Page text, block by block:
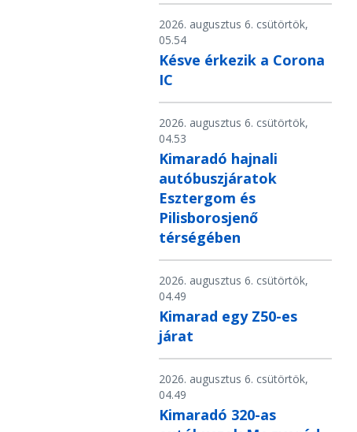
2026. augusztus 6. csütörtök,
05.54
Késve érkezik a Corona
IC
2026. augusztus 6. csütörtök,
04.53
Kimaradó hajnali
autóbuszjáratok
Esztergom és
Pilisborosjenő
térségében
2026. augusztus 6. csütörtök,
04.49
Kimarad egy Z50-es
járat
2026. augusztus 6. csütörtök,
04.49
Kimaradó 320-as